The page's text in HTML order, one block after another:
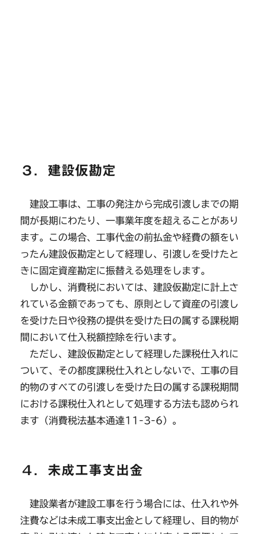
３．建設仮勘定
建設工事は、工事の発注から完成引渡しまでの期
間が長期にわたり、一事業年度を超えることがあり
ます。この場合、工事代金の前払金や経費の額をい
ったん建設仮勘定として経理し、引渡しを受けたと
きに固定資産勘定に振替える処理をします。
しかし、消費税においては、建設仮勘定に計上さ
れている金額であっても、原則として資産の引渡し
を受けた日や役務の提供を受けた日の属する課税期
間において仕入税額控除を行います。
ただし、建設仮勘定として経理した課税仕入れに
ついて、その都度課税仕入れとしないで、工事の目
的物のすべての引渡しを受けた日の属する課税期間
における課税仕入れとして処理する方法も認められ
ます（消費税法基本通達11-3-6）。
４．未成工事支出金
建設業者が建設工事を行う場合には、仕入れや外
注費などは未成工事支出金として経理し、目的物が